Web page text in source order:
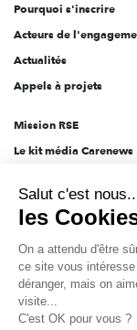
Pourquoi s'inscrire
Acteurs de
Actualités
Appels à projets
Mission RSE
Le kit média Carenews
AEF info
Novethic
PRODURABLE
Inclusiv Day
Salut c'est
les
On a attendu d'être
ce site vous
déranger, mais on
visite...
C'est OK pour vous ?